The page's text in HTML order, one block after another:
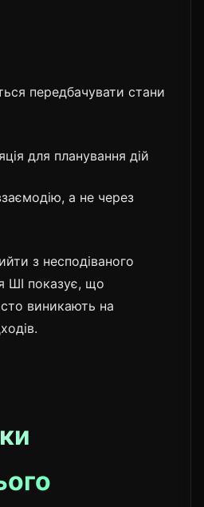
передбачувати стани
для планування дій
а не через
з несподіваного
ШІ показує, що
виникають на